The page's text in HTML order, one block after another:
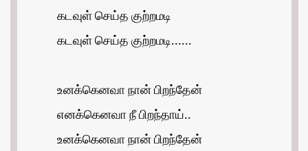
கடவுள் செய்த குற்றமடி
கடவுள் செய்த குற்றமடி......
உனக்கெனவா நான் பிறந்தேன்
எனக்கெனவா நீ பிறந்தாய்..
உனக்கெனவா நான் பிறந்தேன்